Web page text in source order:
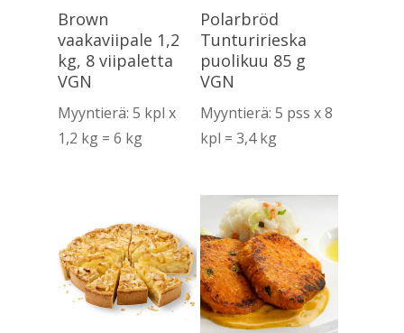
Brown
vaakaviipale 1,2
kg, 8 viipaletta
VGN
Myyntierä: 5 kpl x
1,2 kg = 6 kg
Lue Lisää
Polarbröd
Tunturirieska
puolikuu 85 g
VGN
Myyntierä: 5 pss x 8
kpl = 3,4 kg